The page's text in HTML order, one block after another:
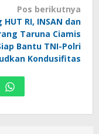
Pos berikutnya
HUT RI, INSAN dan
Taruna Ciamis
Bantu TNI-Polri
Kondusifitas